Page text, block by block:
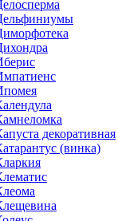
декоративная
(винка)